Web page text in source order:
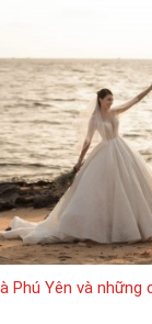
Phú Yên và những